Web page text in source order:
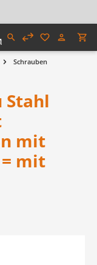
Schrauben
Stahl
mit
mit